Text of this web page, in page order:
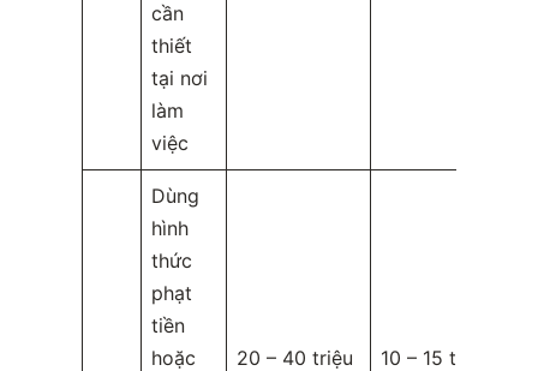
cần
thiết
tại nơi
làm
việc
Dùng
hình
thức
phạt
tiền
hoặc
20 – 40 triệu
10 – 15 triệu